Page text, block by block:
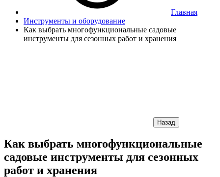
Главная
Инструменты и оборудование
Как выбрать многофункциональные садовые
инструменты для сезонных работ и хранения
Назад
Как выбрать многофункциональные
садовые инструменты для сезонных
работ и хранения